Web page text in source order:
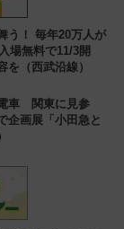
う！ 毎年20万人が
場無料で11/3開
（西武沿線）
電車 関東に見参
企画展「小田急と